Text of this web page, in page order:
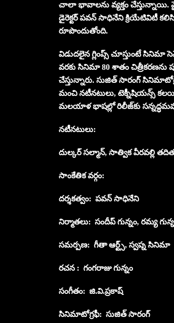
చాలా భావాల‌ను వ్య‌క్తం చేస్తున్నాయి.
డైరెక్ట‌ర్ ప‌వ‌న్ సాధినేని క్రియేటివిటీ
రూపొందుతోంది.
విడుద‌లైన గ్లింప్స్ చూస్తుంటే
వ‌ర‌కు సినిమా 80 శాతం
చేస్తున్నారు. సుజిత్ సారంగ్
మంచి న‌టీన‌టులు, టెక్నీషియ‌న్స్
మలయాళ భాషల్లో రిలీజ్‌కు
న‌టీన‌టులు:
దుల్క‌ర్ స‌ల్మాన్‌, సాత్విక వీర‌వ‌ల్లి
సాంకేతిక వ‌ర్గం:
ద‌ర్శ‌క‌త్వం: ప‌వ‌న్ సాధినేని
నిర్మాత‌లు: సందీప్ గున్నం, ర‌మ్య
స‌మ‌ర్ప‌ణ‌: గీతా ఆర్ట్స్‌, స్వ‌ప్న సినిమా
ర‌చ‌న : గంగ‌రాజు గున్నం
సంగీతం: జి.వి.ప్ర‌కాష్‌
సినిమాటోగ్ర‌ఫీ: సుజిత్ సారంగ్‌